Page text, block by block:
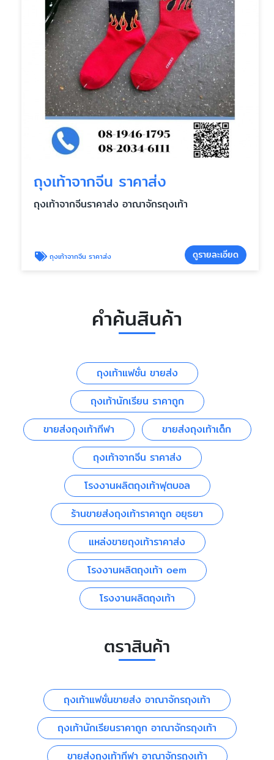
ถุงเท้าจากจีน ราคาส่ง
ถุงเท้าจากจีนราคาส่ง อาณาจักรถุงเท้า
ถุงเท้าจากจีน ราคาส่ง ดูรายละเอียด
คำค้นสินค้า
ถุงเท้าแฟชั่น ขายส่ง
ถุงเท้านักเรียน ราคาถูก
ขายส่งถุงเท้ากีฬา
ขายส่งถุงเท้าเด็ก
ถุงเท้าจากจีน ราคาส่ง
โรงงานผลิตถุงเท้าฟุตบอล
ร้านขายส่งถุงเท้าราคาถูก อยุธยา
แหล่งขายถุงเท้าราคาส่ง
โรงงานผลิตถุงเท้า oem
โรงงานผลิตถุงเท้า
ตราสินค้า
ถุงเท้าแฟชั่นขายส่ง อาณาจักรถุงเท้า
ถุงเท้านักเรียนราคาถูก อาณาจักรถุงเท้า
ขายส่งถุงเท้ากีฬา อาณาจักรถุงเท้า